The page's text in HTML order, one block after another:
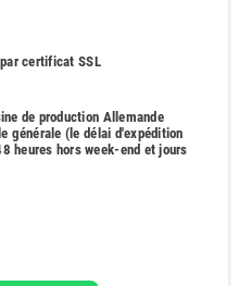
certificat SSL
de production Allemande
générale (le délai d'expédition
heures hors week-end et jours